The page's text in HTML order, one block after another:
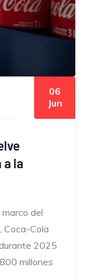
06
Jun
a la
del
Coca-Cola
2025
millones